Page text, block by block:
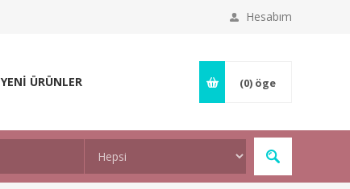
Hesabım
YENİ ÜRÜNLER (0) öge